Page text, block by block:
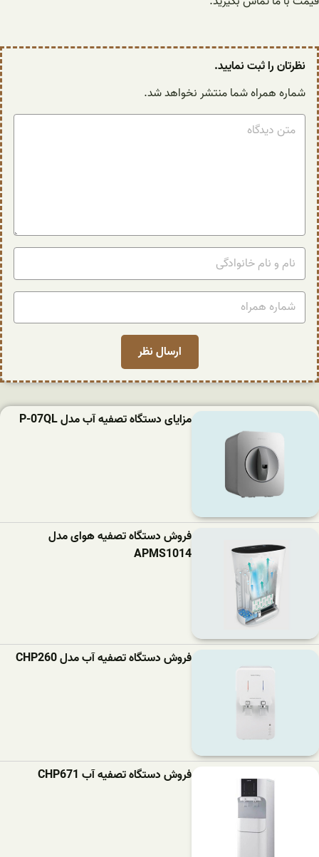
نظرتان را ثبت نمایید.
شماره همراه شما منتشر نخواهد شد.
مزایای دستگاه تصفیه آب مدل P-07QL
فروش دستگاه تصفیه هوای مدل
APMS1014
فروش دستگاه تصفیه آب مدل CHP260
فروش دستگاه تصفیه آب CHP671